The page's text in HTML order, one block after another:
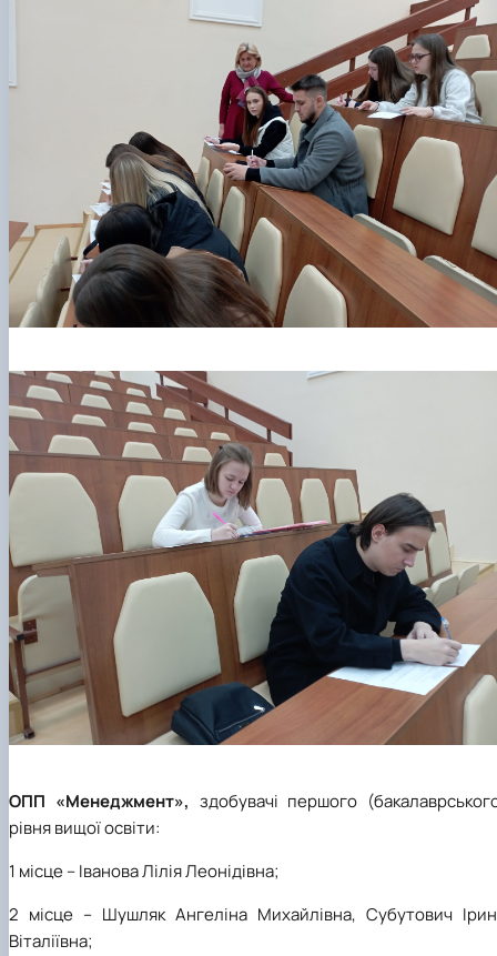
ОПП «Менеджмент», здобувачі першого
рівня вищої освіти:
1 місце – Іванова Лілія Леонідівна;
2 місце – Шушляк Ангеліна Михайлівна, Субутович
Віталіївна;